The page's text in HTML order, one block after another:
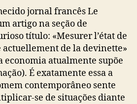
jornal francês Le
artigo na seção de
título: «Mesurer l’état de
actuellement de la devinette»
economia atualmente supõe
É exatamente essa a
contemporâneo sente
se de situações diante